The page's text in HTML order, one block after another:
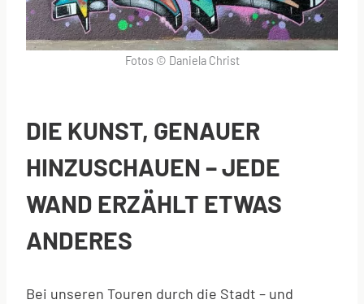
Fotos © Daniela Christ
DIE KUNST, GENAUER
HINZUSCHAUEN – JEDE
WAND ERZÄHLT ETWAS
ANDERES
Bei unseren Touren durch die Stadt – und